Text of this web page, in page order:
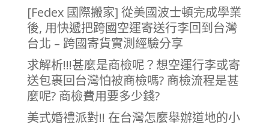
[Fedex 國際搬家] 從美國波士頓完成學業
後, 用快遞把跨國空運寄送行李回到台灣
台北 – 跨國寄貨實測經驗分享
求解析!!!甚麼是商檢呢？想空運行李或寄
送包裹回台灣怕被商檢嗎? 商檢流程是甚
麼呢? 商檢費用要多少錢?
美式婚禮派對!! 在台灣怎麼舉辦道地的小